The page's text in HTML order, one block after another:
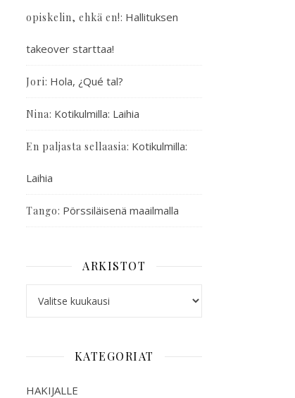
opiskelin, ehkä en!: Hallituksen
takeover starttaa!
Jori: Hola, ¿Qué tal?
Nina: Kotikulmilla: Laihia
En paljasta sellaasia: Kotikulmilla:
Laihia
Tango: Pörssiläisenä maailmalla
ARKISTOT
KATEGORIAT
HAKIJALLE